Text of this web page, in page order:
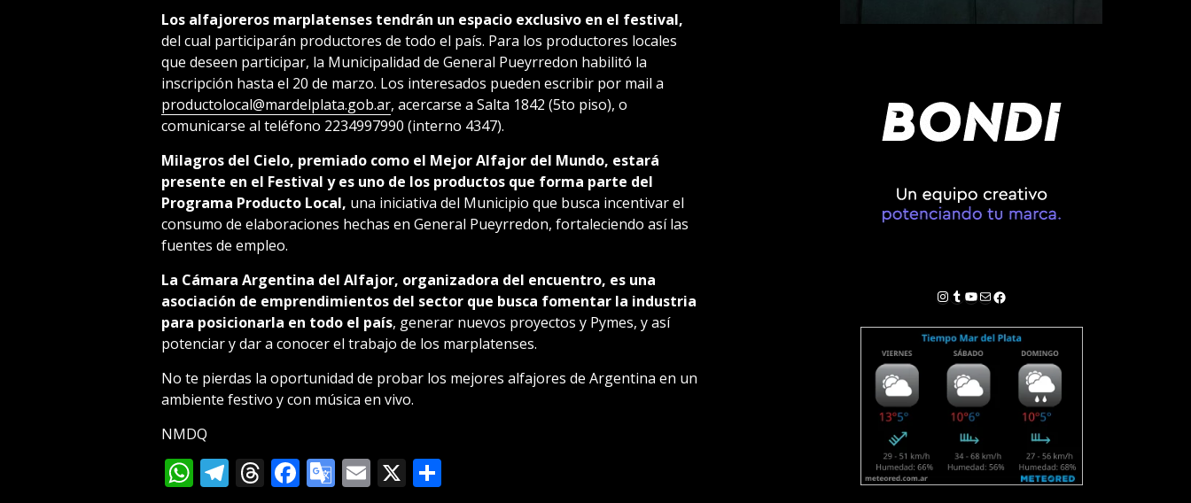
Los alfajoreros marplatenses tendrán un espacio exclusivo en el festival,
del cual participarán productores de todo el país. Para los productores locales
que deseen participar, la Municipalidad de General Pueyrredon habilitó la
inscripción hasta el 20 de marzo. Los interesados pueden escribir por mail a
productolocal@mardelplata.gob.ar, acercarse a Salta 1842 (5to piso), o
comunicarse al teléfono 2234997990 (interno 4347).
Milagros del Cielo, premiado como el Mejor Alfajor del Mundo, estará
presente en el Festival y es uno de los productos que forma parte del
Programa Producto Local, una iniciativa del Municipio que busca incentivar el
consumo de elaboraciones hechas en General Pueyrredon, fortaleciendo así las
fuentes de empleo.
La Cámara Argentina del Alfajor, organizadora del encuentro, es una
asociación de emprendimientos del sector que busca fomentar la industria
para posicionarla en todo el país, generar nuevos proyectos y Pymes, y así
potenciar y dar a conocer el trabajo de los marplatenses.
No te pierdas la oportunidad de probar los mejores alfajores de Argentina en un
ambiente festivo y con música en vivo.
NMDQ
WhatsApp
Telegram
Threads
Facebook
Google
Email
X Compartir
Instagram
Tumblr
YouTube
Correo electrónico
Facebook